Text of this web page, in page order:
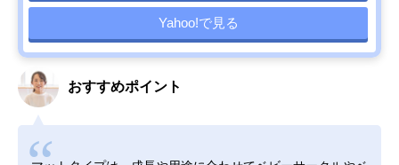
Yahoo!で見る
おすすめポイント